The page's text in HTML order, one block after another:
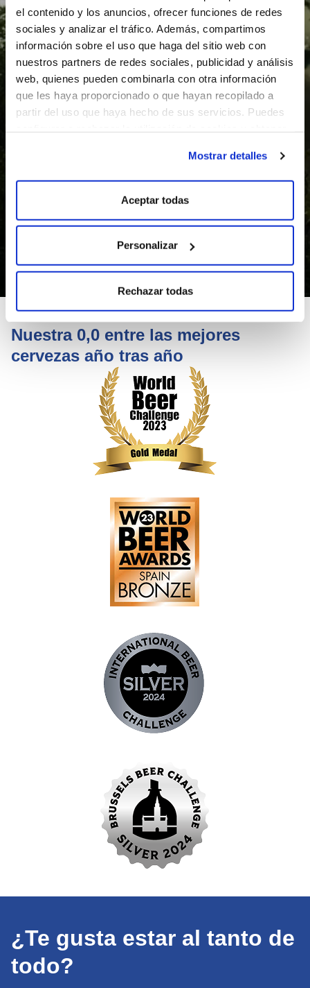
el contenido y los anuncios, ofrecer funciones de redes
sociales y analizar el tráfico. Además, compartimos
información sobre el uso que haga del sitio web con
nuestros partners de redes sociales, publicidad y análisis
web, quienes pueden combinarla con otra información
que les haya proporcionado o que hayan recopilado a
partir del uso que haya hecho de sus servicios. Puedes
Mostrar detalles
Aceptar todas
Personalizar
Rechazar todas
Dejamos huella en todo lo que hacemos,
pero de la buena.
SABER MÁS
Nuestra 0,0 entre las mejores
cervezas año tras año
¿Te gusta estar al tanto de
todo?